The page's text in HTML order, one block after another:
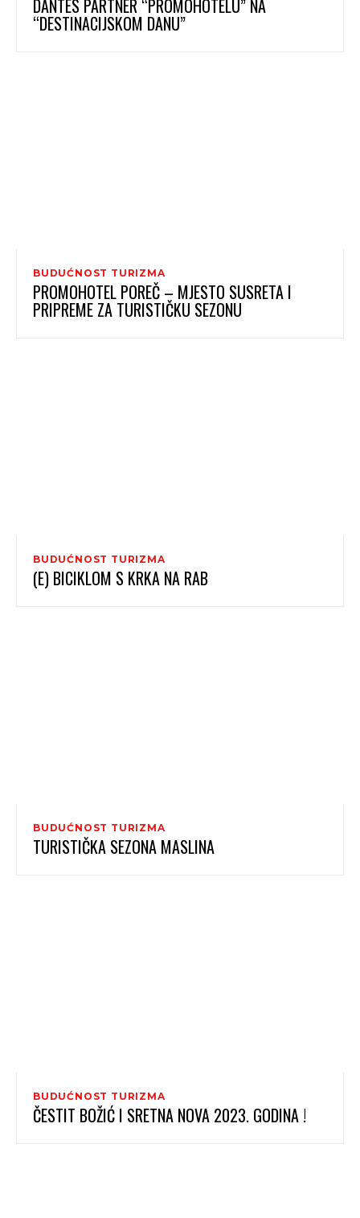
DANTES PARTNER “PROMOHOTELU” NA
“DESTINACIJSKOM DANU”
BUDUĆNOST TURIZMA
PROMOHOTEL POREČ – MJESTO SUSRETA I
PRIPREME ZA TURISTIČKU SEZONU
BUDUĆNOST TURIZMA
(E) BICIKLOM S KRKA NA RAB
BUDUĆNOST TURIZMA
TURISTIČKA SEZONA MASLINA
BUDUĆNOST TURIZMA
ČESTIT BOŽIĆ I SRETNA NOVA 2023. GODINA !